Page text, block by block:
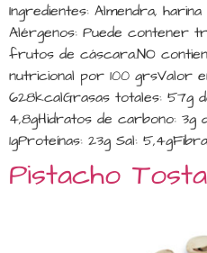
Ingredientes: Almendra,
Alérgenos: Puede contener
frutos de cáscara.NO
nutricional por 100 grsValor
628kcalGrasas totales: 57g
4,8gHidratos de carbono: 3g
1gProteínas: 23g Sal: 5,4gFibra
Pistacho